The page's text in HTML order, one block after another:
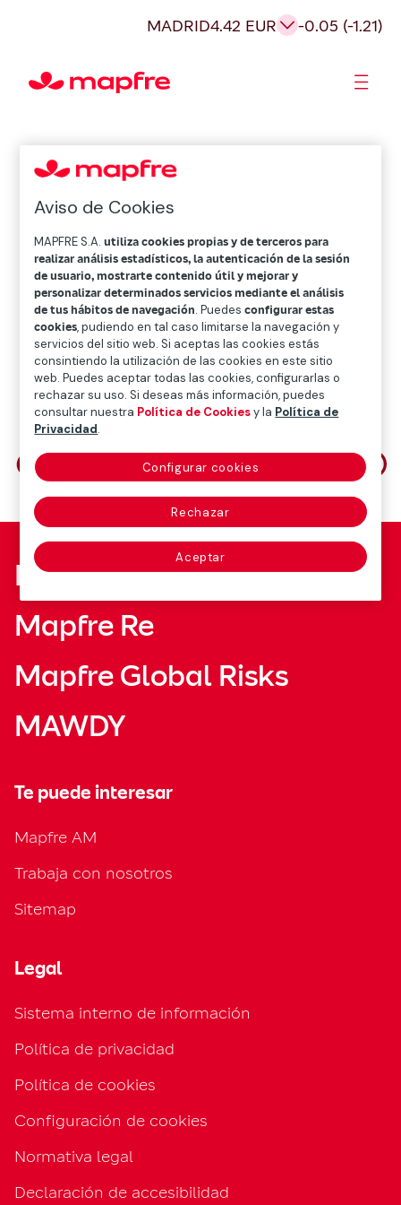
MADRID4.42 EUR -0.05 (-1.21)
Fundación Mapfre
Mapfre Re
Mapfre Global Risks
MAWDY
Te puede interesar
Mapfre AM
Trabaja con nosotros
Sitemap
Legal
Sistema interno de información
Política de privacidad
Política de cookies
Configuración de cookies
Normativa legal
Declaración de accesibilidad
Aviso de Cookies
MAPFRE S.A.utiliza cookies propias y de terceros para
realizar análisis estadísticos, la autenticación de la sesión
de usuario, mostrarte contenido útil y mejorar y
personalizar determinados servicios mediante el análisis
de tus hábitos de navegación. Puedesconfigurar estas
cookies, pudiendo en tal caso limitarse la navegación y
servicios del sitio web. Si aceptas las cookies estás
consintiendo la utilización de las cookies en este sitio
web. Puedes aceptar todas las cookies, configurarlas o
rechazar su uso. Si deseas más información, puedes
consultar nuestra Política de Cookiesy la Política de
Privacidad.
Configurar cookies
Rechazar
Aceptar